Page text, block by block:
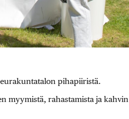
pihapiiristä.
myymistä, rahastamista ja kahvin